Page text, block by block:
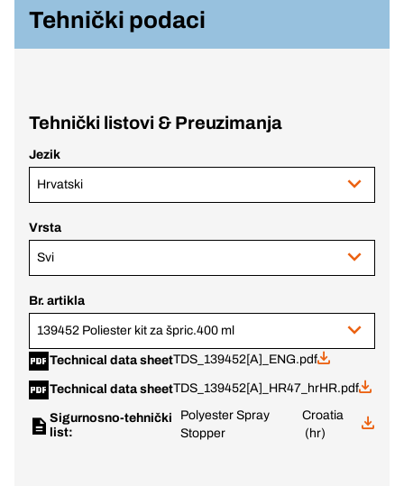
Tehnički podaci
Tehnički listovi & Preuzimanja
Jezik
Hrvatski
Vrsta
Svi
Br. artikla
139452 Poliester kit za špric.400 ml
Technical data sheetTDS_139452[A]_ENG.pdf
Technical data sheetTDS_139452[A]_HR47_hrHR.pdf
Sigurnosno-tehnički
list:
Polyester Spray
Stopper
Croatia
(hr)